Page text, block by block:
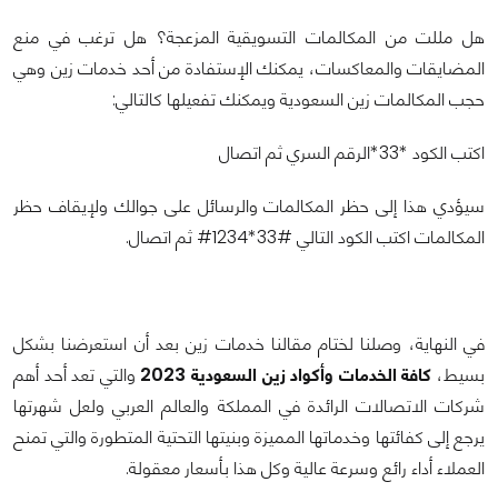
هل مللت من المكالمات التسويقية المزعجة؟ هل ترغب في منع
المضايقات والمعاكسات، يمكنك الإستفادة من أحد خدمات زين وهي
حجب المكالمات زين السعودية ويمكنك تفعيلها كالتالي:
اكتب الكود *33*الرقم السري ثم اتصال
سيؤدي هذا إلى حظر المكالمات والرسائل على جوالك ولإيقاف حظر
المكالمات اكتب الكود التالي #33*1234# ثم اتصال.
في النهاية، وصلنا لختام مقالنا خدمات زين بعد أن استعرضنا بشكل
بسيط، كافة الخدمات وأكواد زين السعودية 2023
والتي تعد أحد أهم
شركات الاتصالات الرائدة في المملكة والعالم العربي ولعل شهرتها
يرجع إلى كفائتها وخدماتها المميزة وبنيتها التحتية المتطورة والتي تمنح
العملاء أداء رائع وسرعة عالية وكل هذا بأسعار معقولة.